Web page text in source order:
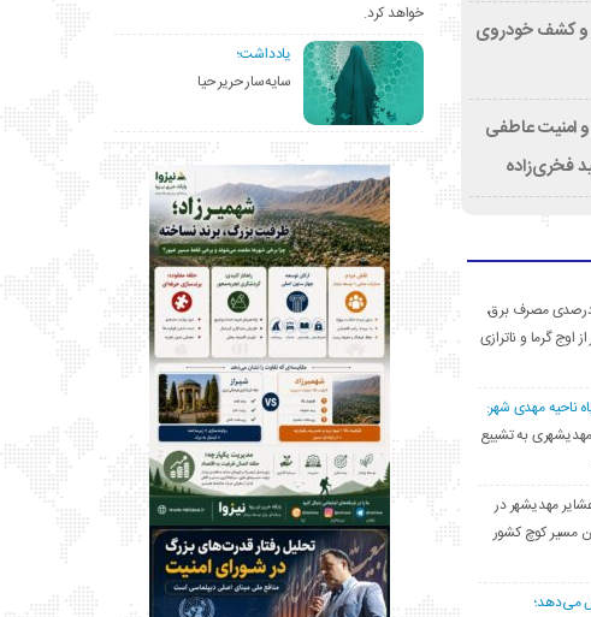
و کشف خودروی
و امنیت عاطفی
فخری‌زاده
۱۰ درصدی مصرف برق،
از اوج گرما و ناترازی
ناحیه مهدی شهر:
اعزام ۱۰۰۰ مهدیشهری به تشییع
مهدیشهر در
مسیر کوچ کشور
می‌دهد؛
خواهد کرد.
یادداشت؛
سایه‌سار حریر حیا